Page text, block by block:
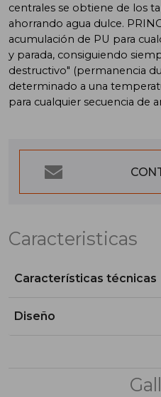
centrales se obtiene de los
ahorrando agua dulce.
acumulación de PU para
y parada, consiguiendo
destructivo" (permanencia
determinado a una
para cualquier secuencia de
Caracteristicas
Características técnicas
Diseño